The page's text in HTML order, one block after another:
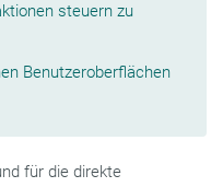
steuern zu
Benutzeroberflächen
für die direkte